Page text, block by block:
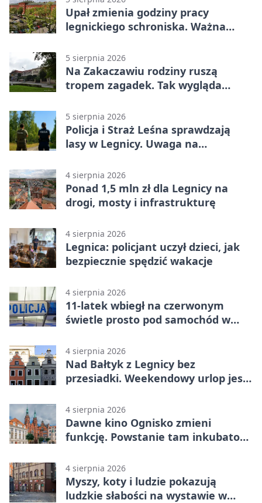
Upał zmienia godziny pracy
legnickiego schroniska. Ważna
5 sierpnia 2026
Na Zakaczawiu rodziny ruszą
tropem zagadek. Tak wygląda
5 sierpnia 2026
Policja i Straż Leśna sprawdzają
lasy w Legnicy. Uwaga na
4 sierpnia 2026
Ponad 1,5 mln zł dla Legnicy na
drogi, mosty i infrastrukturę
4 sierpnia 2026
Legnica: policjant uczył dzieci, jak
bezpiecznie spędzić wakacje
4 sierpnia 2026
11-latek wbiegł na czerwonym
świetle prosto pod samochód w
4 sierpnia 2026
Nad Bałtyk z Legnicy bez
przesiadki. Weekendowy urlop jest
4 sierpnia 2026
Dawne kino Ognisko zmieni
funkcję. Powstanie tam inkubator
4 sierpnia 2026
Myszy, koty i ludzie pokazują
ludzkie słabości na wystawie w